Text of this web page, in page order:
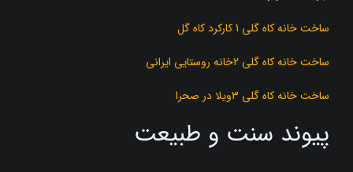
ساخت خانه کاه گلی 1 کارکرد کاه گل
ساخت خانه کاه گلی 2خانه روستایی ایرانی
ساخت خانه کاه گلی 3ویلا در صحرا
پیوند سنت و طبیعت